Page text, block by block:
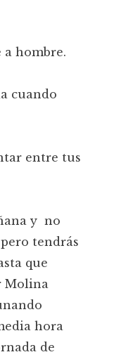
a hombre.
cuando
entre tus
y no
tendrás
que
Molina
hora
de